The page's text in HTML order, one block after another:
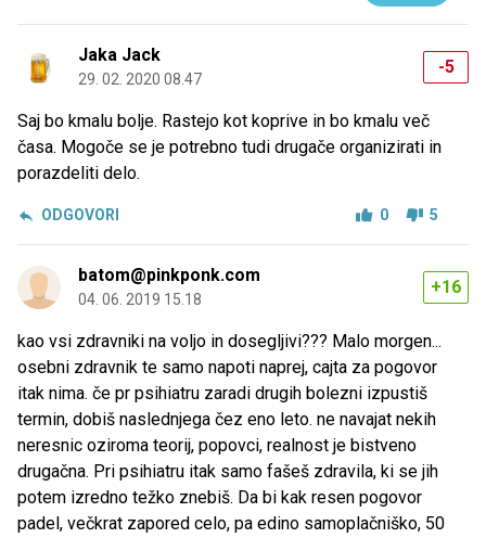
Jaka Jack
29. 02. 2020 08.47
-5
Saj bo kmalu bolje. Rastejo kot koprive in bo kmalu več
časa. Mogoče se je potrebno tudi drugače organizirati in
porazdeliti delo.
ODGOVORI 0 5
batom@pinkponk.com
04. 06. 2019 15.18
+16
kao vsi zdravniki na voljo in dosegljivi??? Malo morgen...
osebni zdravnik te samo napoti naprej, cajta za pogovor
itak nima. če pr psihiatru zaradi drugih bolezni izpustiš
termin, dobiš naslednjega čez eno leto. ne navajat nekih
neresnic oziroma teorij, popovci, realnost je bistveno
drugačna. Pri psihiatru itak samo fašeš zdravila, ki se jih
potem izredno težko znebiš. Da bi kak resen pogovor
padel, večkrat zapored celo, pa edino samoplačniško, 50